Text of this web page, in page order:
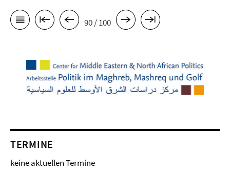
90 / 100
TERMINE
keine aktuellen Termine